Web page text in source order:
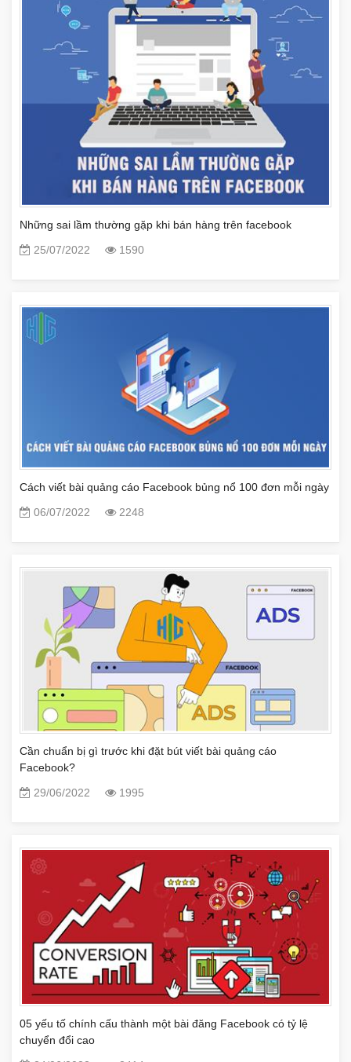
Những sai lầm thường gặp khi bán hàng trên facebook
25/07/2022
1590
Cách viết bài quảng cáo Facebook bủng nổ 100 đơn mỗi ngày
06/07/2022
2248
Cần chuẩn bị gì trước khi đặt bút viết bài quảng cáo
Facebook?
29/06/2022
1995
05 yếu tố chính cấu thành một bài đăng Facebook có tỷ lệ
chuyển đổi cao